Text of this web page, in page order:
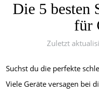
Die 5 besten
für
Zuletzt
Suchst du die perfekte
Viele Geräte versagen bei